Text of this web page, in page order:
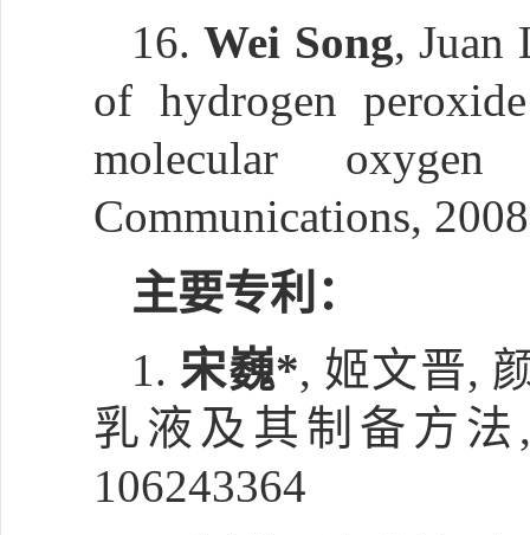
16.Wei Song, Juan
of hydrogen
molecular
Communications,
主要专利：
1. 宋巍*, 姬文晋,
乳液及其制备方法,
106243364